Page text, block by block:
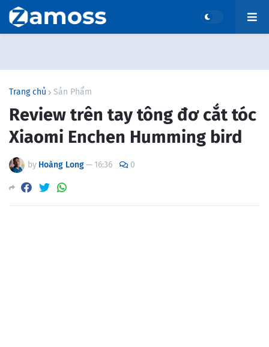
Trang chủ Sản Phẩm
Review trên tay tông đơ cắt tóc
Xiaomi Enchen Humming bird
by Hoàng Long— 16:36 0